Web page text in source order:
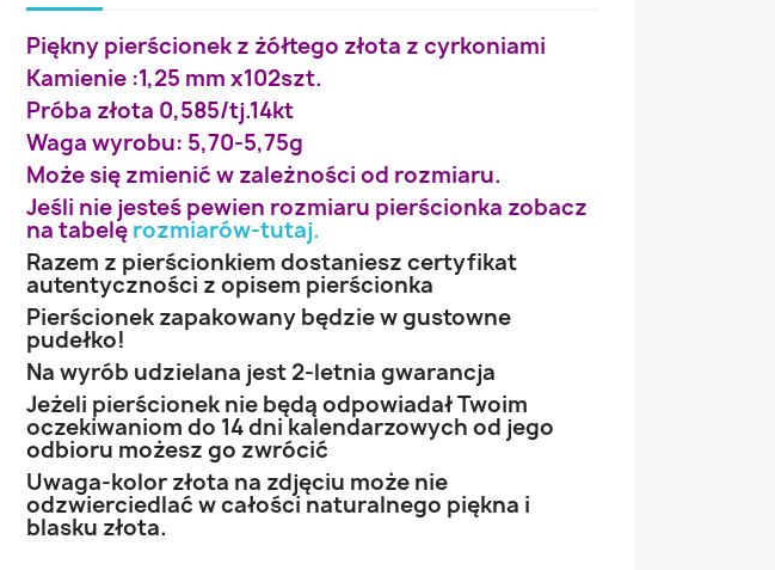
Piękny pierścionek z żółtego złota z cyrkoniami
Kamienie :1,25 mm x102szt.
Próba złota 0,585/tj.14kt
Waga wyrobu: 5,70-5,75g
Może się zmienić w zależności od rozmiaru.
Jeśli nie jesteś pewien rozmiaru pierścionka zobacz
na tabelę rozmiarów-tutaj.
Razem z pierścionkiem dostaniesz certyfikat
autentyczności z opisem pierścionka
Pierścionek zapakowany będzie w gustowne
pudełko!
Na wyrób udzielana jest 2-letnia gwarancja
Jeżeli pierścionek nie będą odpowiadał Twoim
oczekiwaniom do 14 dni kalendarzowych od jego
odbioru możesz go zwrócić
Uwaga-kolor złota na zdjęciu może nie
odzwierciedlać w całości naturalnego piękna i
blasku złota.